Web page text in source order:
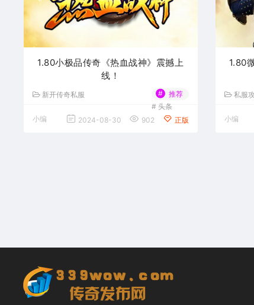
1.80小极品传奇《热血战神》震撼上
线！
新开传奇私服 #
推荐
# 头条
小编
2024-08-30 902 正版
1.80
私服
小编